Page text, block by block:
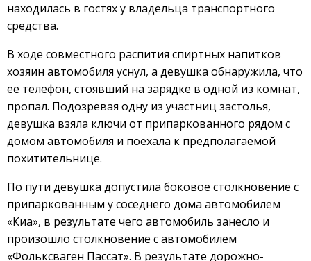
находилась в гостях у владельца транспортного
средства.
В ходе совместного распития спиртных напитков
хозяин автомобиля уснул, а девушка обнаружила, что
ее телефон, стоявший на зарядке в одной из комнат,
пропал. Подозревая одну из участниц застолья,
девушка взяла ключи от припаркованного рядом с
домом автомобиля и поехала к предполагаемой
похитительнице.
По пути девушка допустила боковое столкновение с
припаркованным у соседнего дома автомобилем
«Киа», в результате чего автомобиль занесло и
произошло столкновение с автомобилем
«Фольксваген Пассат». В результате дорожно-